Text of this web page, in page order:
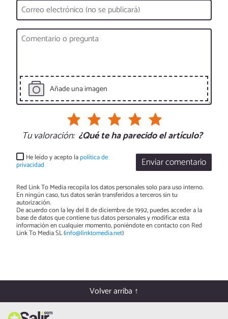
Añade una imagen
Tu valoración: ¿Qué te ha parecido el artículo?
Enviar comentario
He leído y acepto lapolítica de
privacidad
Red Link To Media recopila los datos personales solo para uso interno.
En ningún caso, tus datos serán transferidos a terceros sin tu
autorización.
De acuerdo con la ley del 8 de diciembre de 1992, puedes acceder a la
base de datos que contiene tus datos personales y modificar esta
información en cualquier momento, poniéndote en contacto con Red
Link To Media SL (info@linktomedia.net)
Volver arriba ↑